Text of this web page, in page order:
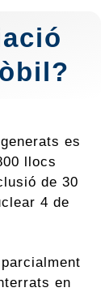
es
llocs
de 30
4 de
en